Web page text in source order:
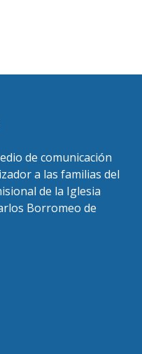
de comunicación
a las familias del
de la Iglesia
Borromeo de